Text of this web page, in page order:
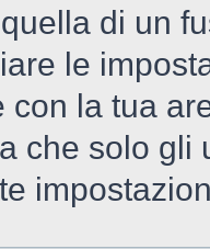
di un
le
con la tua
che solo